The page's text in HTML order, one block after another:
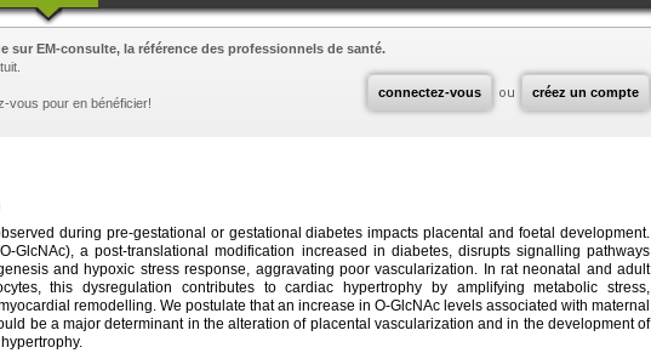
connectez-vous ou créez un compte
sur EM-consulte, la référence des professionnels de santé.
vous pour en bénéficier!
during pre-gestational or gestational diabetes impacts placental and foetal development.
GlcNAc), a post-translational modification increased in diabetes, disrupts signalling pathways
and hypoxic stress response, aggravating poor vascularization. In rat neonatal and adult
this dysregulation contributes to cardiac hypertrophy by amplifying metabolic stress,
remodelling. We postulate that an increase in O-GlcNAc levels associated with maternal
be a major determinant in the alteration of placental vascularization and in the development of